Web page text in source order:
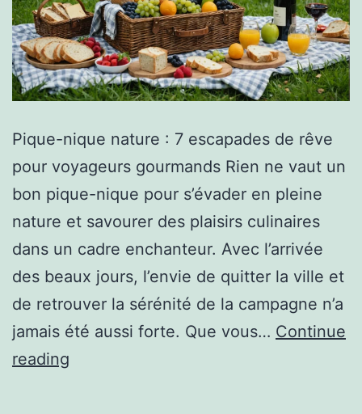
Pique-nique nature : 7 escapades de rêve
pour voyageurs gourmands Rien ne vaut un
bon pique-nique pour s’évader en pleine
nature et savourer des plaisirs culinaires
dans un cadre enchanteur. Avec l’arrivée
des beaux jours, l’envie de quitter la ville et
de retrouver la sérénité de la campagne n’a
jamais été aussi forte. Que vous… Continue
reading